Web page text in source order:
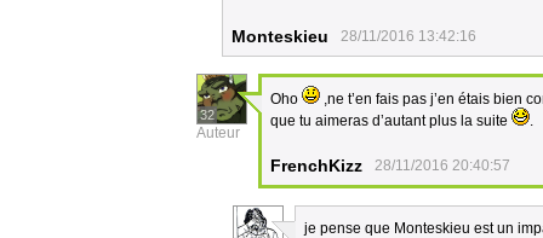
Monteskieu 28/11/2016 13:42:16
32
Auteur
Oho
,ne t’en fais pas j’en étais bien
que tu aimeras d’autant plus la suite
.
FrenchKizz 28/11/2016 20:40:57
je pense que Monteskieu est un